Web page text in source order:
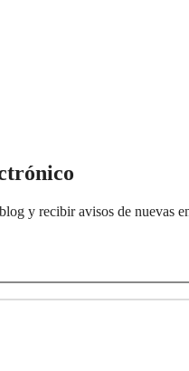
y recibir avisos de nuevas